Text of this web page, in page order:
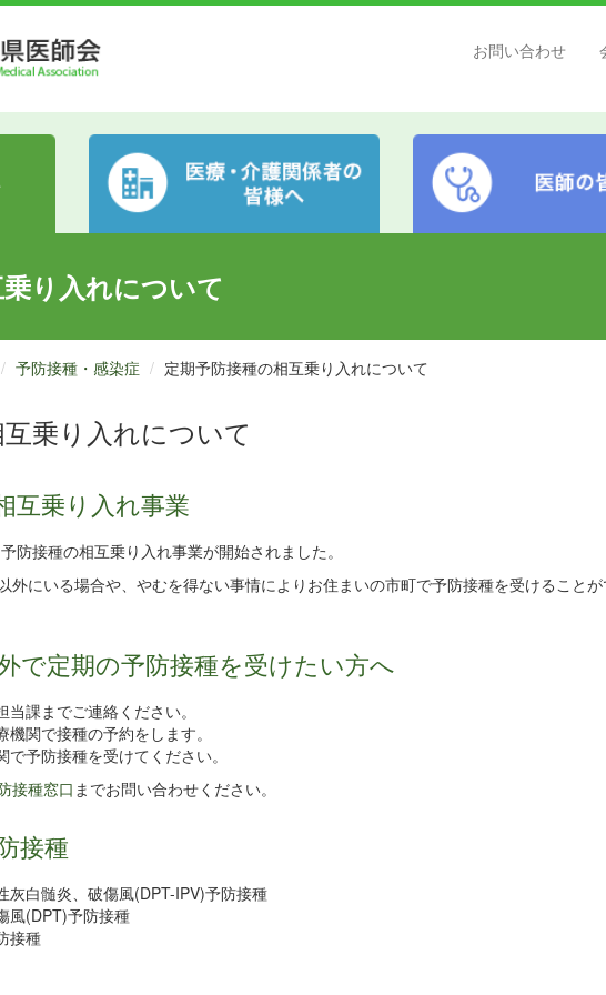
お問い合わせ
り入れについて
予防接種・感染症 定期予防接種の相互乗り入れについて
乗り入れについて
互乗り入れ事業
防接種の相互乗り入れ事業が開始されました。
外にいる場合や、やむを得ない事情によりお住まいの市町で予防接種を受けること
で定期の予防接種を受けたい方へ
課までご連絡ください。
関で接種の予約をします。
予防接種を受けてください。
接種窓口 までお問い合わせください。
接種
灰白髄炎、破傷風(DPT-IPV)予防接種
風(DPT)予防接種
接種